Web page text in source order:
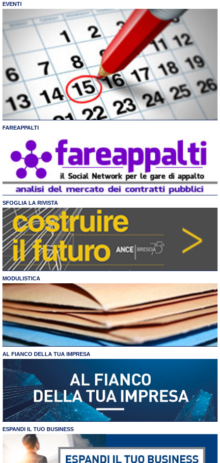
EVENTI
FAREAPPALTI
SFOGLIA LA RIVISTA
MODULISTICA
AL FIANCO DELLA TUA IMPRESA
ESPANDI IL TUO BUSINESS